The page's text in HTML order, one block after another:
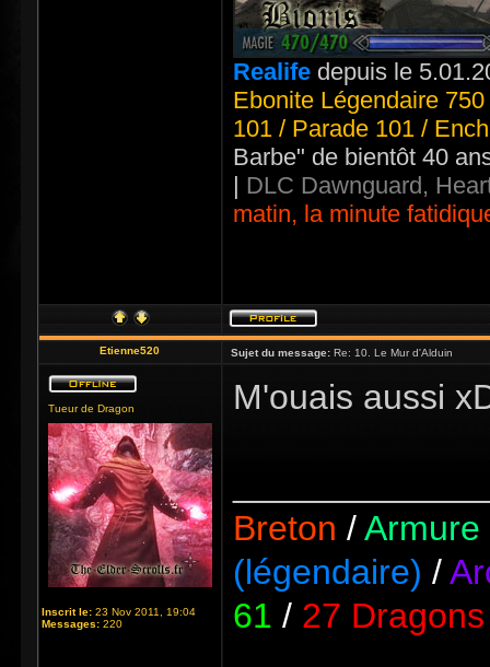
Realife depuis le
Ebonite Légendaire
101 / Parade 101 /
Barbe" de bientôt 40
| DLC Dawnguard,
matin, la minute
Etienne520 Sujet du message: Re: 10. Le Mur d'Alduin
Tueur de Dragon
Inscrit le: 23 Nov 2011, 19:04
Messages: 220
M'ouais aussi
Breton /Armure
(légendaire) /
61 / 27